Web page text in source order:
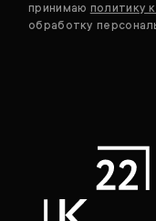
принимаю политику
обработку